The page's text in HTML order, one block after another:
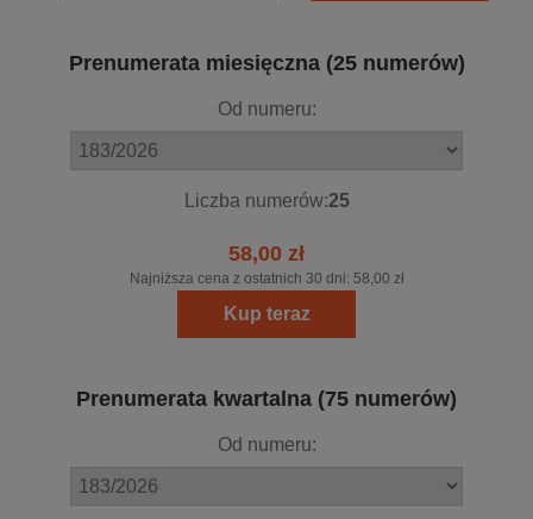
Prenumerata miesięczna (25 numerów)
Od numeru:
Liczba numerów:25
58,00 zł
Najniższa cena z ostatnich 30 dni: 58,00 zł
Kup teraz
Prenumerata kwartalna (75 numerów)
Od numeru: